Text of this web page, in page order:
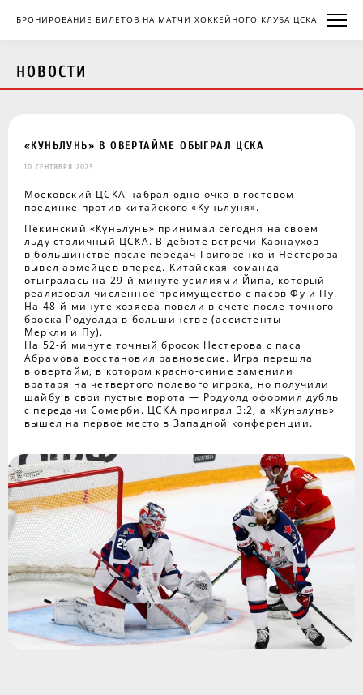
БРОНИРОВАНИЕ БИЛЕТОВ НА МАТЧИ ХОККЕЙНОГО КЛУБА ЦСКА
НОВОСТИ
«КУНЬЛУНЬ» В ОВЕРТАЙМЕ ОБЫГРАЛ ЦСКА
10 СЕНТЯБРЯ 2023
Московский ЦСКА набрал одно очко в гостевом
поединке против китайского «Куньлуня».
Пекинский «Куньлунь» принимал сегодня на своем
льду столичный ЦСКА. В дебюте встречи Карнаухов
в большинстве после передач Григоренко и Нестерова
вывел армейцев вперед. Китайская команда
отыгралась на 29-й минуте усилиями Йипа, который
реализовал численное преимущество с пасов Фу и Пу.
На 48-й минуте хозяева повели в счете после точного
броска Родуолда в большинстве (ассистенты —
Меркли и Пу).
На 52-й минуте точный бросок Нестерова с паса
Абрамова восстановил равновесие. Игра перешла
в овертайм, в котором красно-синие заменили
вратаря на четвертого полевого игрока, но получили
шайбу в свои пустые ворота — Родуолд оформил дубль
с передачи Сомерби. ЦСКА проиграл 3:2, а «Куньлунь»
вышел на первое место в Западной конференции.